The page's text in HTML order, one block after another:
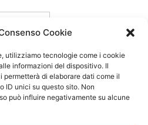
Cookie
utilizziamo tecnologie come i cookie
informazioni del dispositivo. Il
di elaborare dati come il
ID unici su questo sito. Non
può influire negativamente su alcune